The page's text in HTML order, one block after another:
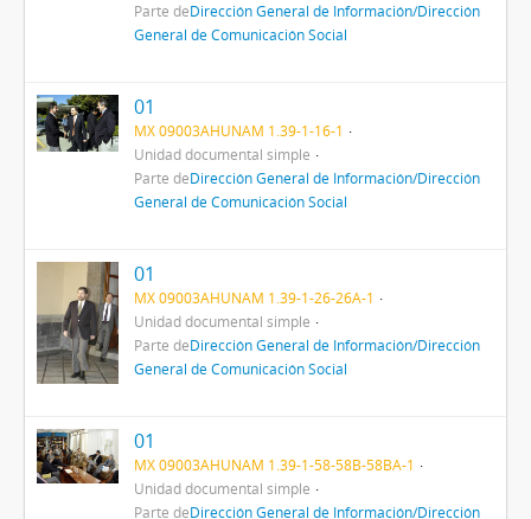
Parte deDirección General de Información/Dirección
General de Comunicación Social
01
MX 09003AHUNAM 1.39-1-16-1
Unidad documental simple
Parte deDirección General de Información/Dirección
General de Comunicación Social
01
MX 09003AHUNAM 1.39-1-26-26A-1
Unidad documental simple
Parte deDirección General de Información/Dirección
General de Comunicación Social
01
MX 09003AHUNAM 1.39-1-58-58B-58BA-1
Unidad documental simple
Parte deDirección General de Información/Dirección